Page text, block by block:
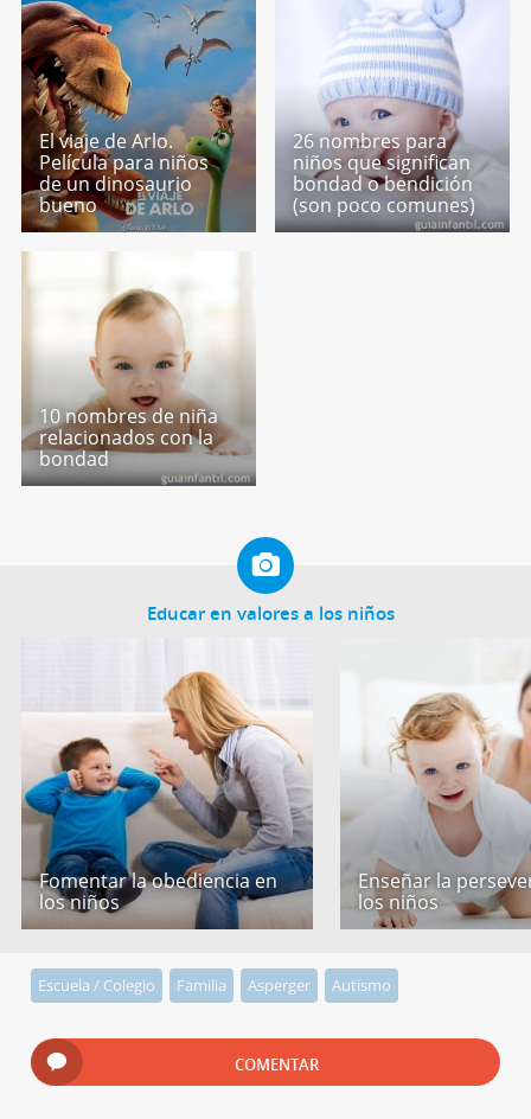
El viaje de Arlo.
Película para niños
de un dinosaurio
bueno
26 nombres para
niños que significan
bondad o bendición
(son poco comunes)
10 nombres de niña
relacionados con la
bondad
Educar en valores a los niños
Fomentar la obediencia en
los niños
Enseñar la
los niños
Escuela / Colegio Familia Asperger Autismo
COMENTAR